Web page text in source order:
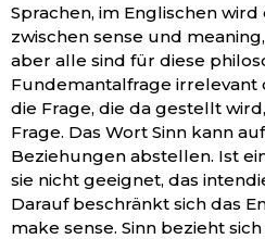
Sprachen, im Englischen
zwischen sense und
aber alle sind für diese
Fundemantalfrage
die Frage, die da gestellt
Frage. Das Wort Sinn kann
Beziehungen abstellen. Ist
sie nicht geeignet, das
Darauf beschränkt sich das
make sense. Sinn bezieht